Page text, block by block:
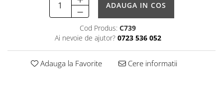
ADAUGA IN COS
Cod Produs: C739
Ai nevoie de ajutor? 0723 536 052
Adauga la Favorite Cere informatii